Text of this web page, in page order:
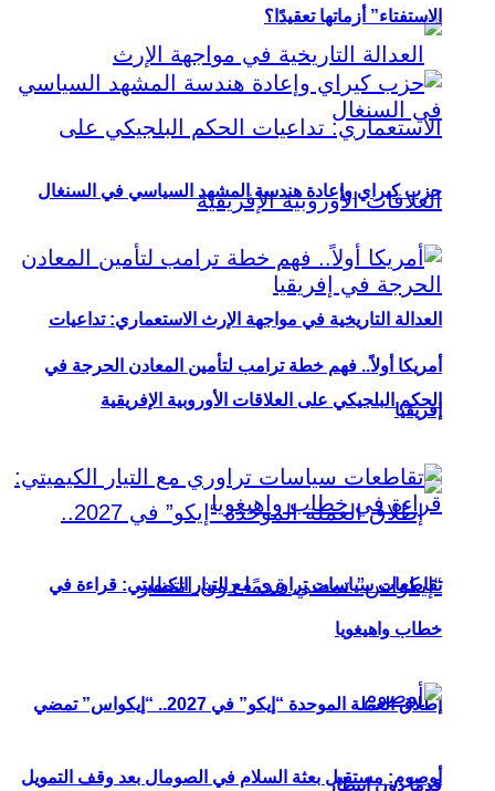
العدالة التاريخية في مواجهة الإرث الاستعماري: تداعيات
الحكم البلجيكي على العلاقات الأوروبية الإفريقية
إطلاق العملة الموحدة “إيكو” في 2027.. “إيكواس” تمضي
قدمًا دون انتظار
الاستفتاء” أزماتها تعقيدًا؟
حزب كيراي وإعادة هندسة المشهد السياسي في السنغال
أمريكا أولاً.. فهم خطة ترامب لتأمين المعادن الحرجة في
إفريقيا
تقاطعات سياسات تراوري مع التيار الكيميتي: قراءة في
خطاب واهيغويا
أوصوم: مستقبل بعثة السلام في الصومال بعد وقف التمويل